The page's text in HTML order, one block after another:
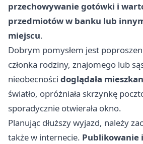
przechowywanie gotówki i
przedmiotów w banku lub
miejscu.
Dobrym pomysłem jest
członka rodziny, znajomego lub
nieobecności doglądała
światło, opróżniała skrzynkę
sporadycznie otwierała okno.
Planując dłuższy wyjazd, należy
także w internecie. Publikowanie